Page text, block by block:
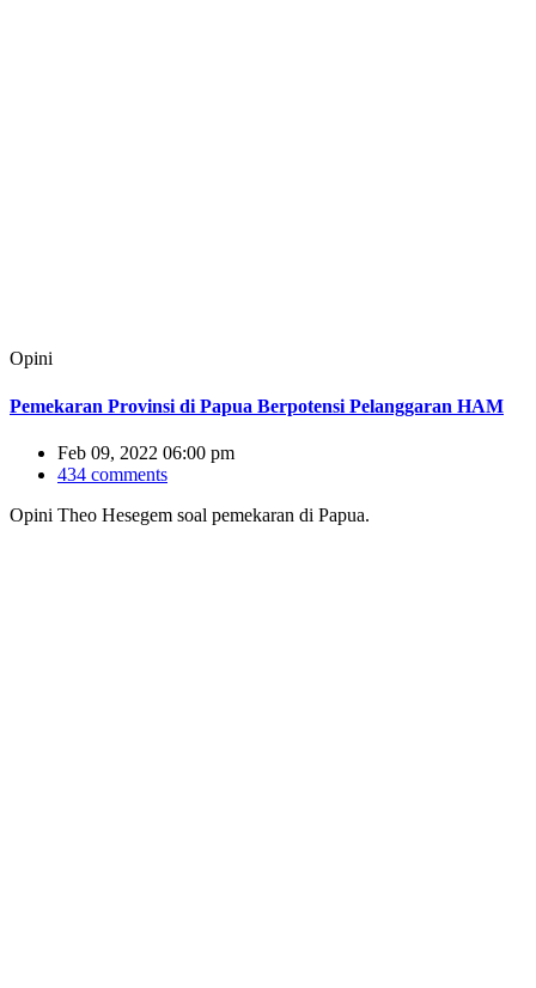
Opini
Pemekaran Provinsi di Papua Berpotensi Pelanggaran HAM
Feb 09, 2022 06:00 pm
434 comments
Opini Theo Hesegem soal pemekaran di Papua.